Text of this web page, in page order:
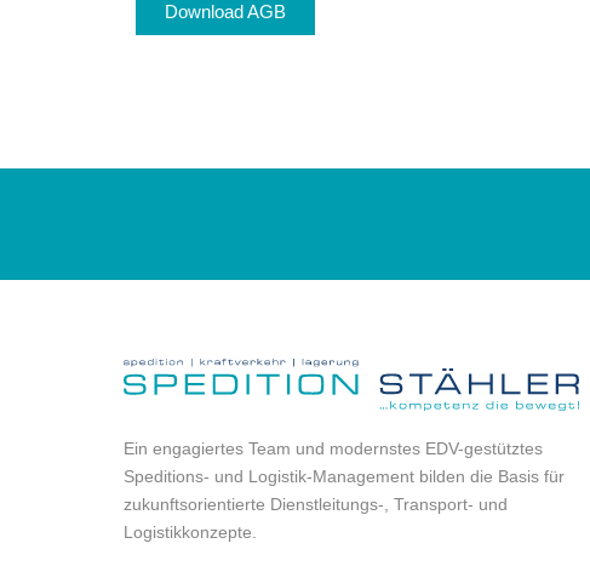
Download AGB
Ein engagiertes Team und modernstes EDV-gestütztes
Speditions- und Logistik-Management bilden die Basis für
zukunftsorientierte Dienstleitungs-, Transport- und
Logistikkonzepte.